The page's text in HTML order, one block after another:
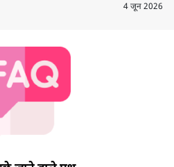
4 जून 2026